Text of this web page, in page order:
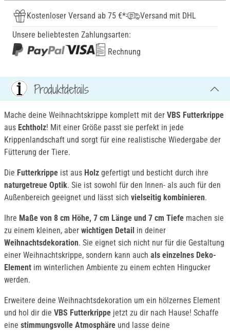
Kostenloser Versand ab 75 €*
Versand mit DHL
Unsere beliebtesten Zahlungsarten:
Rechnung
Produktdetails
Mache deine Weihnachtskrippe komplett mit der VBS Futterkrippe
aus Echtholz! Mit einer Größe passt sie perfekt in jede
Krippenlandschaft und sorgt für eine realistische Wiedergabe der
Fütterung der Tiere.
Die Futterkrippe ist aus Holz gefertigt und besticht durch ihre
naturgetreue Optik. Sie ist sowohl für den Innen- als auch für den
Außenbereich geeignet und lässt sich vielseitig kombinieren.
Ihre Maße von 8 cm Höhe, 7 cm Länge und 7 cm Tiefe machen sie
zu einem kleinen, aber wichtigen Detail in deiner
Weihnachtsdekoration. Sie eignet sich nicht nur für die Gestaltung
einer Weihnachtskrippe, sondern kann auch als einzelnes Deko-
Element im winterlichen Ambiente zu einem echten Hingucker
werden.
Erweitere deine Weihnachtsdekoration um ein hölzernes Element
und hol dir die VBS Futterkrippe jetzt zu dir nach Hause! Schaffe
eine stimmungsvolle Atmosphäre und lasse deine